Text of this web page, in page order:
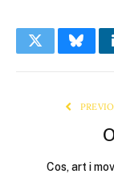
Twitter
Cos, art i